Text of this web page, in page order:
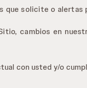
que solicite o
cambios en
con usted y/o